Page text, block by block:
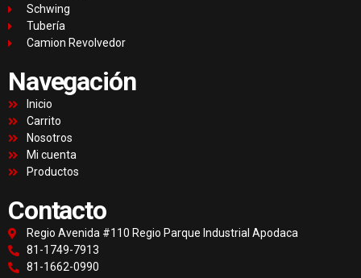
Schwing
Tubería
Camion Revolvedor
Navegación
Inicio
Carrito
Nosotros
Mi cuenta
Productos
Contacto
Regio Avenida #110 Regio Parque Industrial Apodaca
81-1749-7913
81-1662-0990